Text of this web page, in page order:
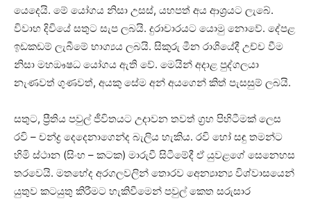
යෙදෙයි. මේ යෝගය නිසා උසස්‌, යහපත් අය ආශ්‍රයට ලැබේ.
විවාහ දිවියේ සතුට සැප ලබයි. දුරාචාරයට යොමු නොවේ. දේපළ
ඉඩකඩම් ලැබීමේ භාග්‍යය ලබයි. සිකුරු මීන රාශියේදී උච්ච වීම
නිසා මහඖෂධ යෝගය ඇති වේ. මෙයින් අදාළ පුද්ගලයා
නැණවත් ගුණවත්, අයකු සේම අන් අයගෙන් කිත් පැසසුම් ලබයි.
සතුට, ප්‍රීතිය පවුල් ජීවිතයට උදාවන තවත් ග්‍රහ පිහිටීමක්‌ ලෙස
රවි – චන්ද්‍ර දෙදෙනාගෙන්ද බැලිය හැකිය. රවි හෝ සඳු තමන්ට
හිමි ස්‌ථාන (සිංහ – කටක) මාරුවී සිටීමේදී ඒ යුවළගේ සෙනෙහස
තරවෙයි. මතභේද අරගලවලින් තොරව අෙන්‍යාන්‍ය විශ්වාසයෙන්
යුතුව කටයුතු කිරීමට හැකිවීමෙන් පවුල් කෙත සරුසාර